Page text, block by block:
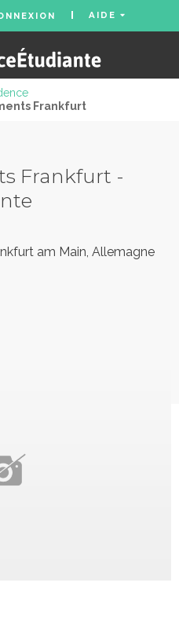
AIDE
Frankfurt
Frankfurt -
am Main, Allemagne